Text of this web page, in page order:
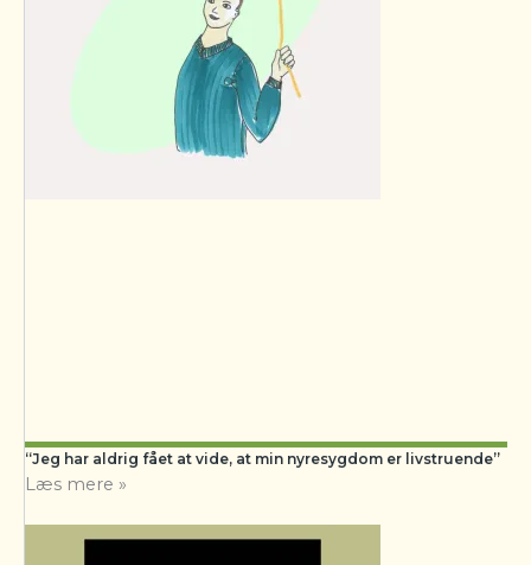
“Jeg har aldrig fået at vide, at min nyresygdom er livstruende”
Læs mere »